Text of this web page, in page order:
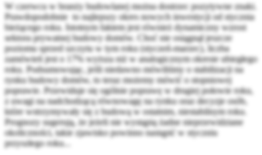
W czerwcu w branży budowlanej można dostrzec pozytywne znaki.
Prawdopodobnie to najlepszy okres nowych inwestycji od stycznia
bieżącego roku. Istotnym faktem jest również dynamiczny wzrost
sektora prywatnej budowy domów. Choć nie osiągnął jeszcze
poziomu sprzed szczytu w tym roku (styczeń-marzec), liczba
zamówień jest o 17% wyższa niż w analogicznym okresie ubiegłego
roku. Podsumowując, jeśli niedawno mówiliśmy o stabilizacji na
rynku budowy domów, to teraz możemy mówić o stopniowej
poprawie. Przewiduje się ogólnie poprawę w drugiej połowie roku,
z uwagi na nadchodzącą równowagę na rynku oraz decyzje osób,
które wstrzymywały się z budową w ostatnim, niestabilnym roku.
Prognozy sugerują, że jeżeli nie wystąpią żadne nieprzewidziane
okoliczności, takie zjawisko powinno nastąpić w styczniu
przyszłego roku...